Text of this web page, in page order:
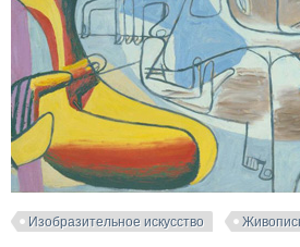
Изобразительное искусство